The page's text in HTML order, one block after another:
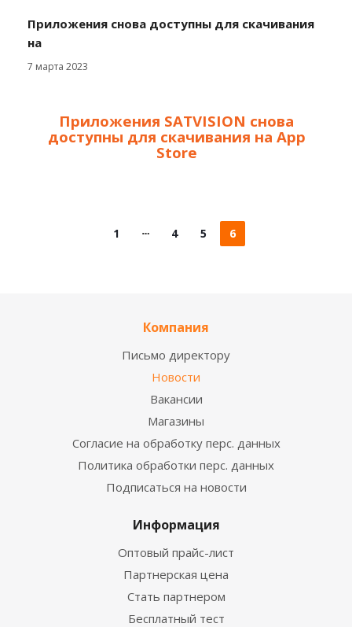
Приложения снова доступны для скачивания
на
7 марта 2023
Приложения SATVISION снова
доступны для скачивания на App
Store
1 4 5 6
Компания
Письмо директору
Новости
Вакансии
Магазины
Согласие на обработку перс. данных
Политика обработки перс. данных
Подписаться на новости
Информация
Оптовый прайс-лист
Партнерская цена
Стать партнером
Бесплатный тест